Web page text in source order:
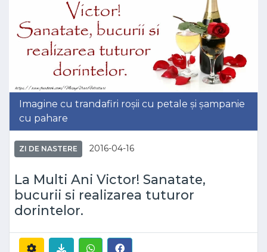
Imagine cu trandafiri roșii cu petale și șampanie
cu pahare
ZI DE NASTERE 2016-04-16
La Multi Ani Victor! Sanatate,
bucurii si realizarea tuturor
dorintelor.